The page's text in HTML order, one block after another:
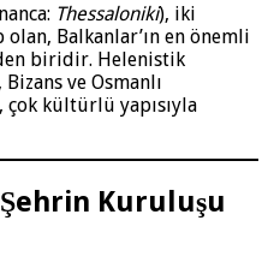
Thessaloniki), iki
Balkanlar’ın en önemli
biridir. Helenistik
ve Osmanlı
kültürlü yapısıyla
Kuruluşu